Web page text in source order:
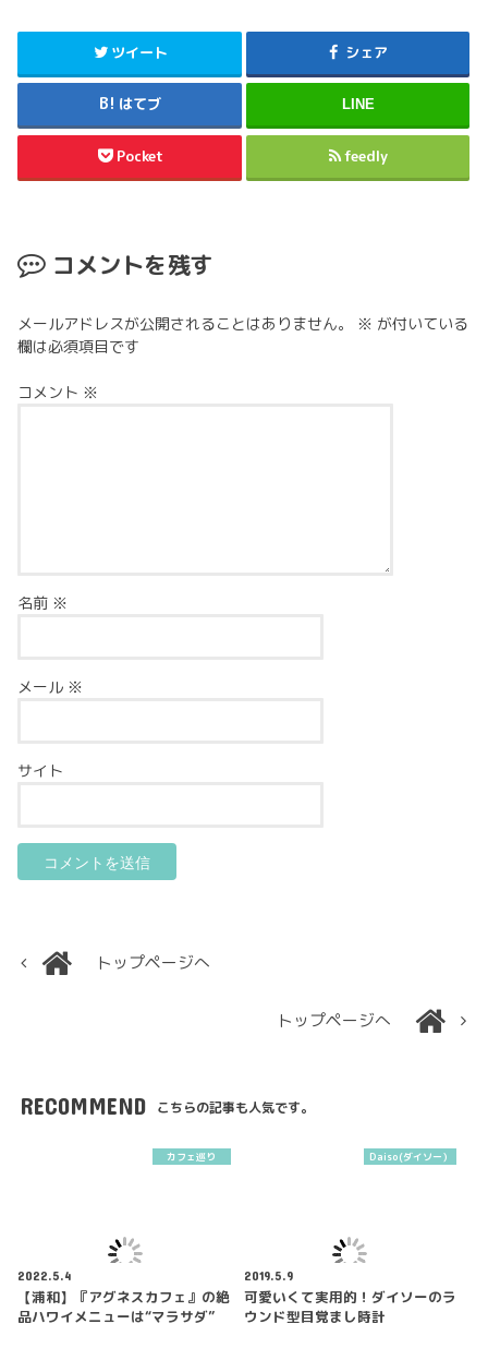
ツイート シェア
はてブ LINE
Pocket feedly
コメントを残す
メールアドレスが公開されることはありません。 ※ が付いている
欄は必須項目です
コメント ※
名前 ※
メール ※
サイト
トップページへ
トップページへ
RECOMMEND こちらの記事も人気です。
カフェ巡り
2022.5.4
【浦和】『アグネスカフェ』の絶
品ハワイメニューは“マラサダ”
Daiso(ダイソー）
2019.5.9
可愛いくて実用的！ダイソーのラ
ウンド型目覚まし時計